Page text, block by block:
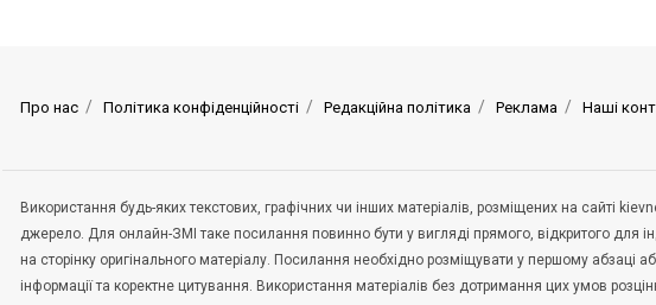
Про нас Політика конфіденційності Редакційна політика Реклама Наші
Використання будь-яких текстових, графічних чи інших матеріалів, розміщених на сайті
джерело. Для онлайн-ЗМІ таке посилання повинно бути у вигляді прямого, відкритого для
на сторінку оригінального матеріалу. Посилання необхідно розміщувати у першому абзаці
інформації та коректне цитування. Використання матеріалів без дотримання цих умов